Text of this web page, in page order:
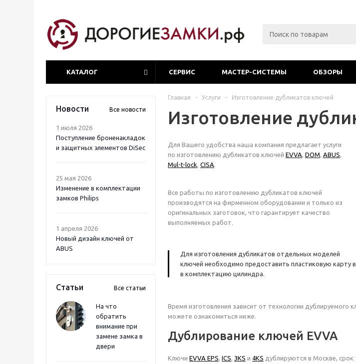
КАТАЛОГ СЕРВИС МАСТЕР-СИСТЕМЫ ОБЗОРЫ
Новости Все новости
1 июля 2026
Поступление броненакладок
и защитных элементов DiSec
25 мая 2026
Изменение в комплектации
замков Philips
1 апреля 2026
Новый дизайн ключей от
ABUS
Статьи Все статьи
На что
обратить
внимание при
замене замка в
двери
Главная - Услуги - Изготовление дубликатов ключей
Изготовление
Для Вашего удобства наша компания предлагает услуги
по изготовлению дубликатов ключей EVVA, DOM, ABUS,
Mul-t-lock, CISA.
Все работы по изготовлению дубликатов ключей
производятся на фирменном оборудовании и только из
оригинальных заготовок, что гарантирует качество
выполняемых работ.
Для изготовления дубликатов отдельных моделей
ключей необходимо предоставить пластиковую карту
в комплектацию цилиндра.
Время изготовления зависит от технологии
можете ознакомиться ниже.
Дублирование ключей EVVA
Ключи EVVA EPS, ICS, 3KS и 4KS дублируются в Москве, срок